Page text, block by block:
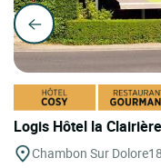
Logis Hôtel la Clairière
Chambon Sur Dolore